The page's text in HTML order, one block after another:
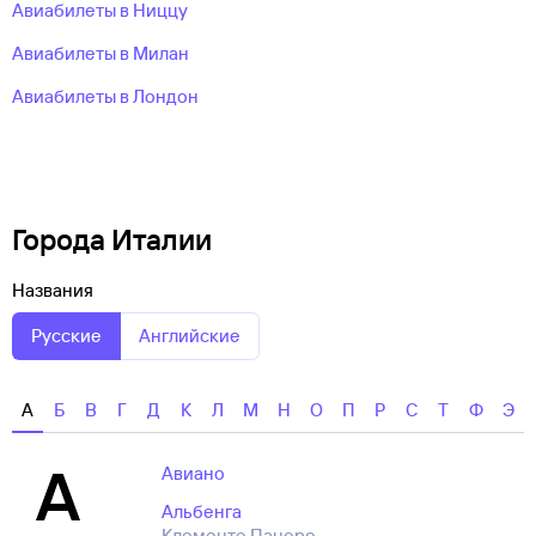
Авиабилеты в Ниццу
Авиабилеты в Милан
Авиабилеты в Лондон
Города Италии
Названия
Русские
Английские
А Б В Г Д К Л М Н О П Р С Т Ф Э
А
Авиано
Альбенга